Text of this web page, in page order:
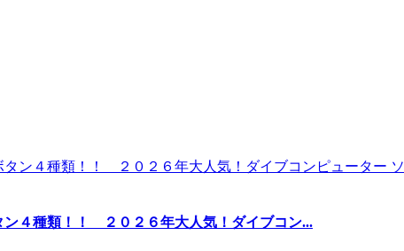
４種類！！ ２０２６年大人気！ダイブコン...